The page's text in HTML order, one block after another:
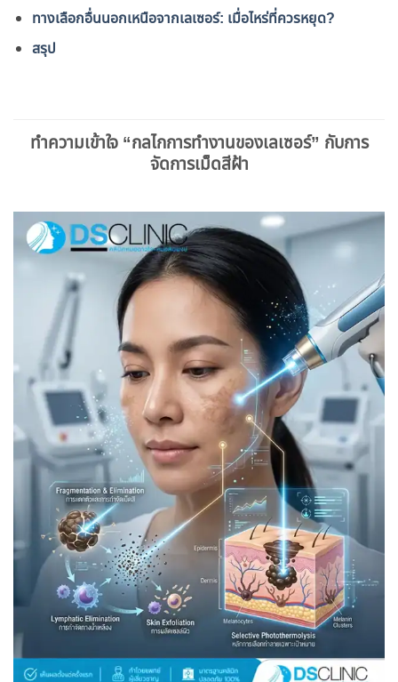
ทางเลือกอื่นนอกเหนือจากเลเซอร์: เมื่อไหร่ที่ควรหยุด?
สรุป
ทำความเข้าใจ “กลไกการทำงานของเลเซอร์” กับการ
จัดการเม็ดสีฝ้า